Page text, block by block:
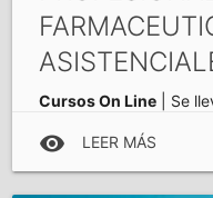
Cursos On Line| Se
toda la información al
visibility LEER MÁS